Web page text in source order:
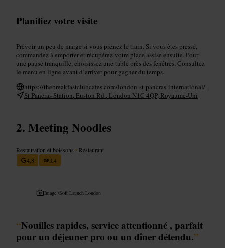
Planifiez votre visite
Prévoir un peu de marge si vous prenez le train. Si vous êtes pressé,
commandez à emporter et récupérez votre place assise ensuite. Pour
une pause tranquille, choisissez une table près des fenêtres. Consultez
le menu en ligne avant d’arriver pour gagner du temps.
https://thebreakfastclubcafes.com/london-st-pancras-international/
St Pancras Station, Euston Rd., London N1C 4QP, Royaume-Uni
Meeting Noodles
Restauration et boissons • Restaurant
4,8
3,4
Image /Soft Launch London
“Nouilles rapides, service attentionné , parfait
pour un déjeuner pro ou un dîner détendu.”